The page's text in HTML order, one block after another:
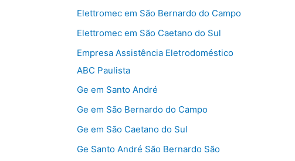
Elettromec em São Bernardo do Campo
Elettromec em São Caetano do Sul
Empresa Assistência Eletrodoméstico
ABC Paulista
Ge em Santo André
Ge em São Bernardo do Campo
Ge em São Caetano do Sul
Ge Santo André São Bernardo São